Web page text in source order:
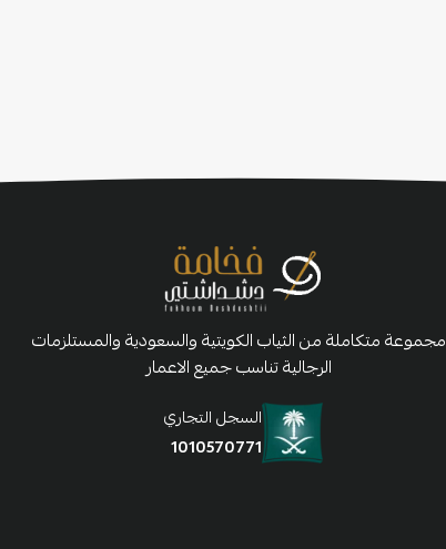
مجموعة متكاملة من الثياب الكويتية والسعودية والمستلزمات
الرجالية تناسب جميع الاعمار
السجل التجاري
1010570771